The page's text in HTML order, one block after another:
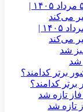
قیمت تتر، بیت‌کوین و اتریوم امروز دوشنبه ۵ مرداد ۱۴۰۵ |
می‌کند
شد
تازه شد